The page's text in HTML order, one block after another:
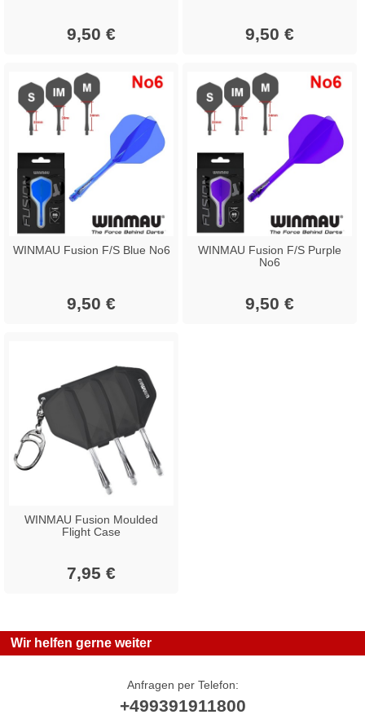
9,50 € 9,50 €
WINMAU Fusion F/S Blue No6
9,50 €
WINMAU Fusion F/S Purple
No6
9,50 €
WINMAU Fusion Moulded
Flight Case
7,95 €
Wir helfen gerne weiter
Anfragen per Telefon:
+499391911800